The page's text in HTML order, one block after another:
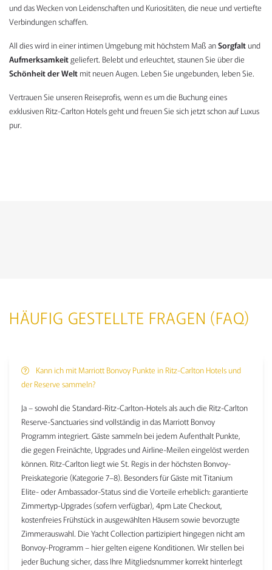
und das Wecken von Leidenschaften und Kuriositäten, die neue und vertiefte
Verbindungen schaffen.
All dies wird in einer intimen Umgebung mit höchstem Maß anSorgfalt und
Aufmerksamkeitgeliefert. Belebt und erleuchtet, staunen Sie über die
Schönheit der Welt mit neuen Augen. Leben Sie ungebunden, leben Sie.
Vertrauen Sie unseren Reiseprofis, wenn es um die Buchung eines
exklusiven Ritz-Carlton Hotels geht und freuen Sie sich jetzt schon auf Luxus
pur.
HÄUFIG GESTELLTE FRAGEN (FAQ)
Kann ich mit Marriott Bonvoy Punkte in Ritz-Carlton Hotels und
der Reserve sammeln?
Ja – sowohl die Standard-Ritz-Carlton-Hotels als auch die Ritz-Carlton
Reserve-Sanctuaries sind vollständig in das Marriott Bonvoy
Programm integriert. Gäste sammeln bei jedem Aufenthalt Punkte,
die gegen Freinächte, Upgrades und Airline-Meilen eingelöst werden
können. Ritz-Carlton liegt wie St. Regis in der höchsten Bonvoy-
Preiskategorie (Kategorie 7–8). Besonders für Gäste mit Titanium
Elite- oder Ambassador-Status sind die Vorteile erheblich: garantierte
Zimmertyp-Upgrades (sofern verfügbar), 4pm Late Checkout,
kostenfreies Frühstück in ausgewählten Häusern sowie bevorzugte
Zimmerauswahl. Die Yacht Collection partizipiert hingegen nicht am
Bonvoy-Programm – hier gelten eigene Konditionen. Wir stellen bei
jeder Buchung sicher, dass Ihre Mitgliedsnummer korrekt hinterlegt